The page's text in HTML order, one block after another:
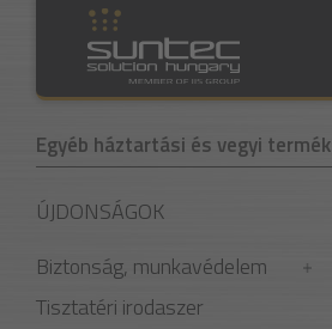
Egyéb háztartási és vegyi termék
ÚJDONSÁGOK
Biztonság, munkavédelem
Tisztatéri irodaszer